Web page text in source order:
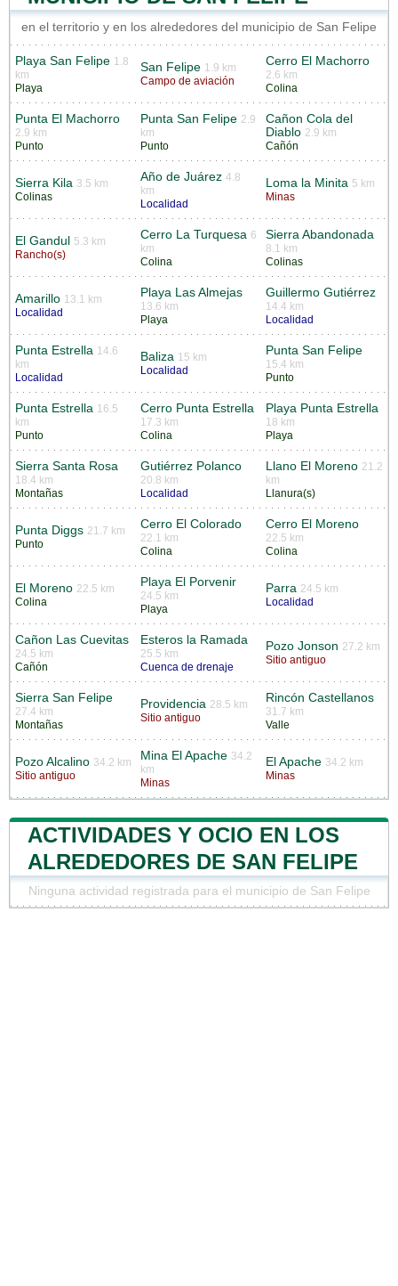
en el territorio y en los alrededores del municipio de San Felipe
Playa San Felipe 1.8
km
Playa
San Felipe 1.9 km
Campo de aviación
Cerro El Machorro
2.6 km
Colina
Punta El Machorro
2.9 km
Punto
Punta San Felipe 2.9
km
Punto
Cañon Cola del
Diablo 2.9 km
Cañón
Sierra Kila 3.5 km
Colinas
Año de Juárez 4.8
km
Localidad
Loma la Minita 5 km
Minas
El Gandul
5.3 km
Rancho(s)
Cerro La Turquesa 6
km
Colina
Sierra Abandonada
8.1 km
Colinas
Amarillo 13.1 km
Localidad
Playa Las Almejas
13.6 km
Playa
Guillermo Gutiérrez
14.4 km
Localidad
Punta Estrella 14.6
km
Localidad
Baliza 15 km
Localidad
Punta San Felipe
15.4 km
Punto
Punta Estrella 16.5
km
Punto
Cerro Punta Estrella
17.3 km
Colina
Playa Punta Estrella
18 km
Playa
Sierra Santa Rosa
18.4 km
Montañas
Gutiérrez Polanco
20.8 km
Localidad
Llano El Moreno 21.2
km
Llanura(s)
Punta Diggs 21.7 km
Punto
Cerro El Colorado
22.1 km
Colina
Cerro El Moreno
22.5 km
Colina
El Moreno 22.5 km
Colina
Playa El Porvenir
24.5 km
Playa
Parra 24.5 km
Localidad
Cañon Las Cuevitas
24.5 km
Cañón
Esteros la Ramada
25.5 km
Cuenca de drenaje
Pozo Jonson 27.2 km
Sitio antiguo
Sierra San Felipe
27.4 km
Montañas
Providencia 28.5 km
Sitio antiguo
Rincón Castellanos
31.7 km
Valle
Pozo Alcalino 34.2 km
Sitio antiguo
Mina El Apache 34.2
km
Minas
El Apache 34.2 km
Minas
ACTIVIDADES Y OCIO EN LOS
ALREDEDORES DE SAN FELIPE
Ninguna actividad registrada para el municipio de San Felipe